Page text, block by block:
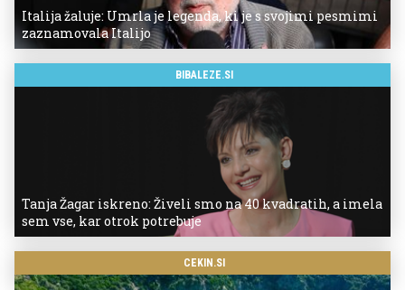
Italija žaluje: Umrla je legenda, ki je s svojimi pesmimi
zaznamovala Italijo
BIBALEZE.SI
Tanja Žagar iskreno: Živeli smo na 40 kvadratih, a imela
sem vse, kar otrok potrebuje
CEKIN.SI